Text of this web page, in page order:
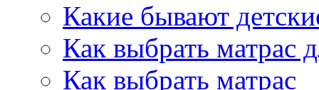
Какие бывают
Как выбрать матрас
Как выбрать матрас